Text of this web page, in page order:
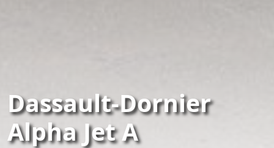
Dassault-Dornier
Alpha Jet A